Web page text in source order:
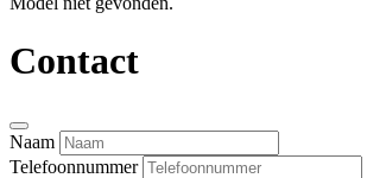
Contact
Naam
Telefoonnummer